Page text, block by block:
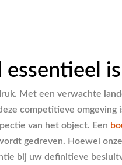
Met een verwachte
competitieve omgeving
van het object. Een
gedreven. Hoewel
bij uw definitieve